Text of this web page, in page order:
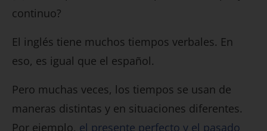
continuo?
El inglés tiene muchos tiempos verbales. En
eso, es igual que el español.
Pero muchas veces, los tiempos se usan de
maneras distintas y en situaciones diferentes.
Por ejemplo, el presente perfecto y el pasado